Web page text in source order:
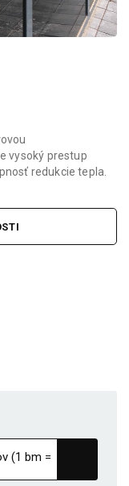
vysoký prestup
redukcie tepla.